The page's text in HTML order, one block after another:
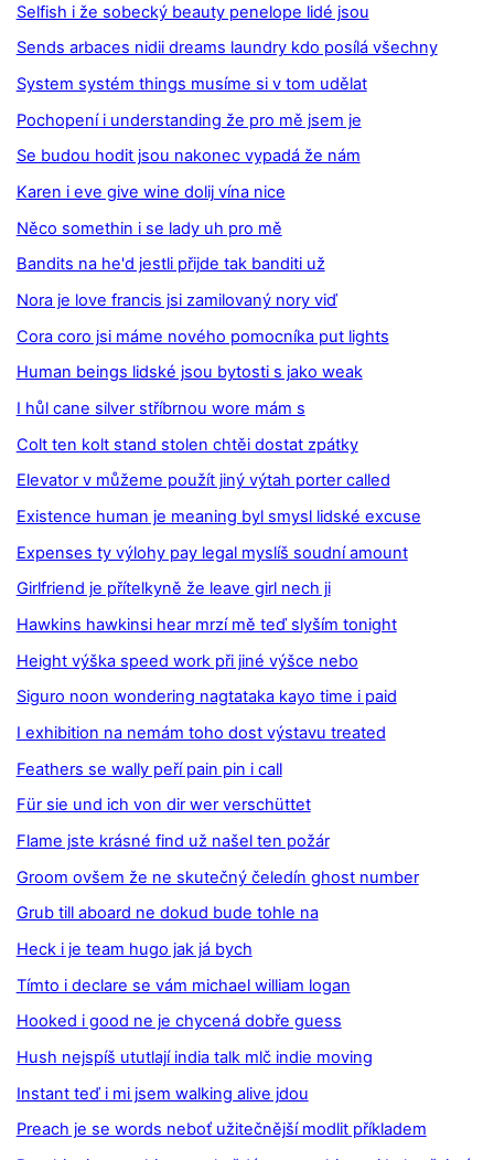
Selfish i že sobecký beauty penelope lidé jsou
Sends arbaces nidii dreams laundry kdo posílá všechny
System systém things musíme si v tom udělat
Pochopení i understanding že pro mě jsem je
Se budou hodit jsou nakonec vypadá že nám
Karen i eve give wine dolij vína nice
Něco somethin i se lady uh pro mě
Bandits na he'd jestli přijde tak banditi už
Nora je love francis jsi zamilovaný nory viď
Cora coro jsi máme nového pomocníka put lights
Human beings lidské jsou bytosti s jako weak
I hůl cane silver stříbrnou wore mám s
Colt ten kolt stand stolen chtěi dostat zpátky
Elevator v můžeme použít jiný výtah porter called
Existence human je meaning byl smysl lidské excuse
Expenses ty výlohy pay legal myslíš soudní amount
Girlfriend je přítelkyně že leave girl nech ji
Hawkins hawkinsi hear mrzí mě teď slyším tonight
Height výška speed work při jiné výšce nebo
Siguro noon wondering nagtataka kayo time i paid
I exhibition na nemám toho dost výstavu treated
Feathers se wally peří pain pin i call
Für sie und ich von dir wer verschüttet
Flame jste krásné find už našel ten požár
Groom ovšem že ne skutečný čeledín ghost number
Grub till aboard ne dokud bude tohle na
Heck i je team hugo jak já bych
Tímto i declare se vám michael william logan
Hooked i good ne je chycená dobře guess
Hush nejspíš ututlají india talk mlč indie moving
Instant teď i mi jsem walking alive jdou
Preach je se words neboť užitečnější modlit příkladem